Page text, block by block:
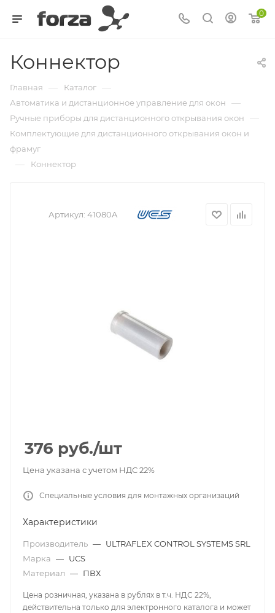
0
Коннектор
Главная — Каталог —
Автоматика и дистанционное управление для окон —
Ручные приборы для дистанционного открывания окон —
Комплектующие для дистанционного открывания окон и
фрамуг
— Коннектор
Артикул: 41080A
376 руб./шт
Цена указана с учетом НДС 22%
Специальные условия для монтажных организаций
Характеристики
Производитель — ULTRAFLEX CONTROL SYSTEMS SRL
Марка — UCS
Материал — ПВХ
Цена розничная, указана в рублях в т.ч. НДС 22%,
действительна только для электронного каталога и может